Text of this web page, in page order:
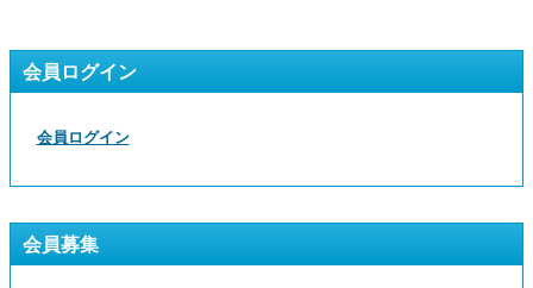
会員ログイン
会員ログイン
会員募集